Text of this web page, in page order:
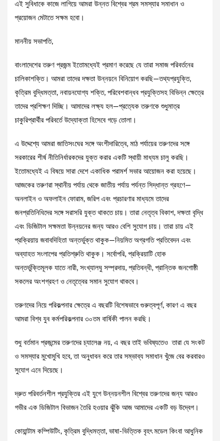
এই সুবিধাকে কাজে লাগিয়ে আমরা উন্নত বিশ্বের শ্রম সমস্যার সমাধান ও
প্রয়োজন মেটাতে সক্ষম হবো।
মাননীয় সভাপতি,
বাংলাদেশের তরুণ প্রজন্ম ইতোমধ্যেই প্রমাণ করেছে যে তারা সমাজ পরিবর্তনের
চালিকাশক্তি। আমরা তাদের দক্ষতা উন্নয়নে বিনিয়োগ করছি—তথ্যপ্রযুক্তি,
কৃত্রিম বুদ্ধিমত্তা, নবায়নযোগ্য শক্তি, পরিবেশবান্ধব প্রযুক্তিসহ বিভিন্ন ক্ষেত্রে
তাদের প্রশিক্ষণ দিচ্ছি। আমাদের লক্ষ্য হল—প্রত্যেক তরুণকে শুধুমাত্র
চাকুরিপ্রার্থীর পরিবর্তে উদ্যোক্তা হিসেবে গড়ে তোলা।
এ উদ্দেশ্যে আমরা জাতিসংঘের সঙ্গে অংশীদারিত্বে, মাঠ পর্যায়ের তরুণদের সঙ্গে
সরকারের শীর্ষ নীতিনির্ধারকদের যুক্ত করার একটি স্থায়ী মাধ্যম চালু করছি।
ইতোমধ্যেই এ বিষয়ে সারা দেশে একাধিক পরামর্শ সভার আয়োজন করা হয়েছে।
আজকের তরুণরা স্থানীয় পর্যায় থেকে জাতীয় পর্যায় পর্যন্ত সিদ্ধান্ত গ্রহণে—
অনলাইন ও অফলাইন ফোরাম, জরিপ এবং প্রচারণার মাধ্যমে তাদের
জনপ্রতিনিধিদের সঙ্গে সরাসরি যুক্ত থাকতে চায়। তারা নেতৃত্ব বিকাশ, দক্ষতা বৃদ্ধি
এবং ডিজিটাল সক্ষমতা উন্নয়নের জন্য আরও বেশি সুযোগ চায়। তারা চায় এই
প্রক্রিয়ায় জবাবদিহিতা অন্তর্ভুক্ত থাকুক—নিয়মিত অগ্রগতি প্রতিবেদন এবং
অব্যাহত সংলাপের প্রতিশ্রুতি থাকুক। সর্বোপরি, প্রক্রিয়াটি হোক
অন্তর্ভুক্তিমূলক যাতে নারী, সংখ্যালঘু সম্প্রদায়, প্রতিবন্ধী, প্রান্তিক জনগোষ্ঠী
সকলের অংশগ্রহণ ও নেতৃত্বের সমান সুযোগ থাকবে।
তরুণদের নিয়ে পরিকল্পনার ক্ষেত্রে এ বছরটি বিশেষভাবে গুরুত্বপূর্ণ, কারণ এ বছর
আমরা বিশ্ব যুব কর্মপরিকল্পনার ৩০তম বার্ষিকী পালন করছি।
শুধু বর্তমান প্রজন্মের তরুণদের চ্যালেঞ্জ নয়, এ বছর তাই ভবিষ্যতেও তারা যে সংকট
ও সমস্যার মুখোমুখি হবে, তা অনুধাবন করে তার সম্ভাব্য সমাধান খুঁজে বের করবারও
সুযোগ এনে দিয়েছে।
দ্রুত পরিবর্তনশীল প্রযুক্তির এই যুগে উন্নয়নশীল বিশ্বের তরুণদের জন্য আরও
গভীর এক ডিজিটাল বিভাজন তৈরি হওয়ার ঝুঁকি আজ আমাদের একটি বড় উদ্বেগ।
কোয়ান্টাম কম্পিউটিং, কৃত্রিম বুদ্ধিমত্তা, ভাষা-ভিত্তিক বৃহৎ মডেল কিংবা আধুনিক